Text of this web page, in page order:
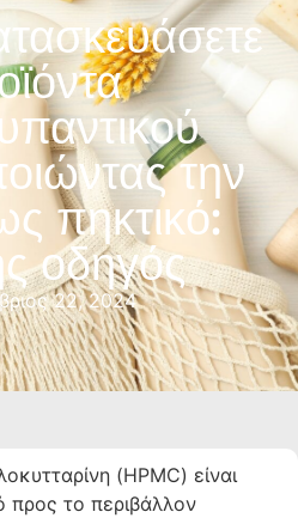
την
πηκτικό:
οδηγός
22, 2024
(HPMC) είναι
προς το περιβάλλον